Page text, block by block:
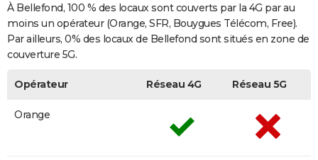
À Bellefond, 100 % des locaux sont couverts par la 4G par au
moins un opérateur (Orange, SFR, Bouygues Télécom, Free).
Par ailleurs, 0% des locaux de Bellefond sont situés en zone de
couverture 5G.
Opérateur Réseau 4G Réseau 5G
Orange